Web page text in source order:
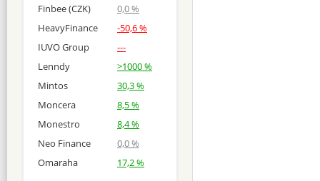
Finbee (CZK)
0,0 %
HeavyFinance
-50,6 %
IUVO Group
---
Lenndy
>1000 %
Mintos
30,3 %
Moncera
8,5 %
Monestro
8,4 %
Neo Finance
0,0 %
Omaraha
17,2 %